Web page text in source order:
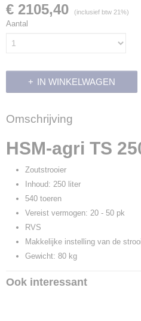
€ 2105,40 (inclusief btw 21%)
Aantal
IN WINKELWAGEN
Omschrijving
HSM-agri TS
Zoutstrooier
Inhoud: 250 liter
540 toeren
Vereist vermogen: 20 - 50 pk
RVS
Makkelijke instelling van de
Gewicht: 80 kg
Ook interessant